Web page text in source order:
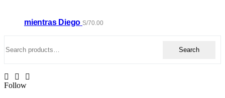
mientras Diego S/70.00
Search
Search
Follow